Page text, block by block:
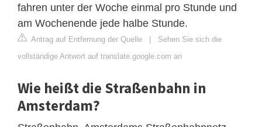
fahren unter der Woche einmal pro Stunde und
am Wochenende jede halbe Stunde.
Antrag auf Entfernung der Quelle | Sehen Sie sich die
vollständige Antwort auf translate.google.com an
Wie heißt die Straßenbahn in
Amsterdam?